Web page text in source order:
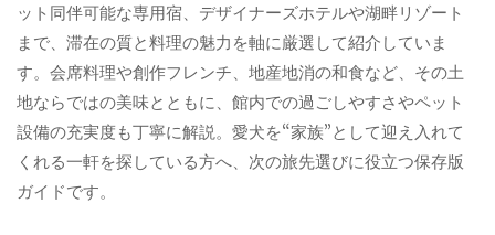
ット同伴可能な専用宿、デザイナーズホテルや湖畔リゾート
まで、滞在の質と料理の魅力を軸に厳選して紹介していま
す。会席料理や創作フレンチ、地産地消の和食など、その土
地ならではの美味とともに、館内での過ごしやすさやペット
設備の充実度も丁寧に解説。愛犬を“家族”として迎え入れて
くれる一軒を探している方へ、次の旅先選びに役立つ保存版
ガイドです。